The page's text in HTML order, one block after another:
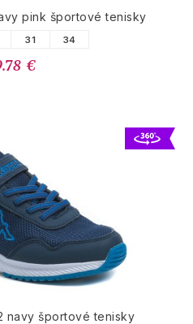
pink športové tenisky
31 34
€
navy športové tenisky